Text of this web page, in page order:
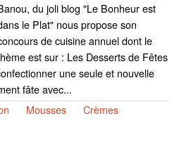
du joli blog "Le Bonheur est
le Plat" nous propose son
de cuisine annuel dont le
est sur : Les Desserts de Fêtes
une seule et nouvelle
fâte avec...
Mousses Crèmes